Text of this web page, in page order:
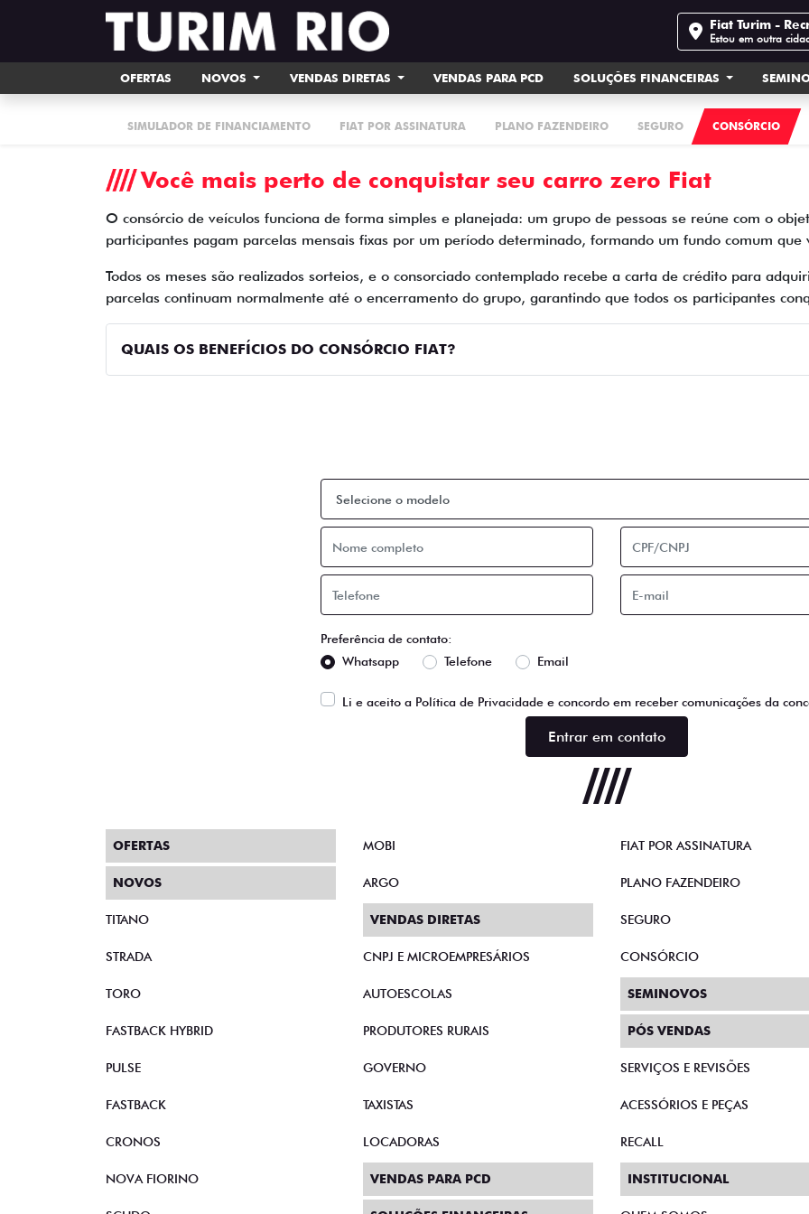
Fiat Turim -
Estou em outra
OFERTAS NOVOS VENDAS DIRETAS VENDAS PARA PCD SOLUÇÕES FINANCEIRAS
SIMULADOR DE FINANCIAMENTO FIAT POR ASSINATURA PLANO FAZENDEIRO SEGURO CONSÓRCIO
Você mais perto de conquistar seu carro zero Fiat
O consórcio de veículos funciona de forma simples e planejada: um grupo de pessoas se reúne com o
participantes pagam parcelas mensais fixas por um período determinado, formando um fundo comum que
Todos os meses são realizados sorteios, e o consorciado contemplado recebe a carta de crédito para
parcelas continuam normalmente até o encerramento do grupo, garantindo que todos os participantes
QUAIS OS BENEFÍCIOS DO CONSÓRCIO FIAT?
Preferência de contato:
Whatsapp
Telefone Email
Li e aceito a Política de Privacidadee concordo em receber comunicações da
Entrar em contato
OFERTAS
NOVOS
TITANO
STRADA
TORO
FASTBACK HYBRID
PULSE
FASTBACK
CRONOS
NOVA FIORINO
MOBI
ARGO
VENDAS DIRETAS
CNPJ E MICROEMPRESÁRIOS
AUTOESCOLAS
PRODUTORES RURAIS
GOVERNO
TAXISTAS
LOCADORAS
VENDAS PARA PCD
FIAT POR ASSINATURA
PLANO FAZENDEIRO
SEGURO
CONSÓRCIO
SEMINOVOS
PÓS VENDAS
SERVIÇOS E REVISÕES
ACESSÓRIOS E PEÇAS
RECALL
INSTITUCIONAL